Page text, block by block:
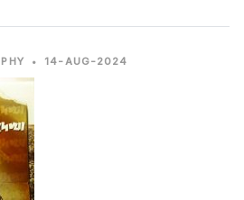
• 14-AUG-2024